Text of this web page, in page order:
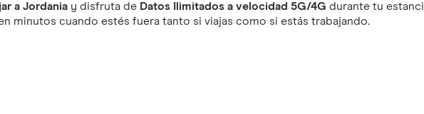
a Jordania y disfruta de Datos Ilimitados a velocidad 5G/4G durante tu
minutos cuando estés fuera tanto si viajas como si estás trabajando.